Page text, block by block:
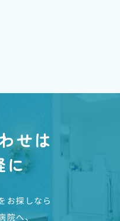
せは
に
お探しなら
院へ、